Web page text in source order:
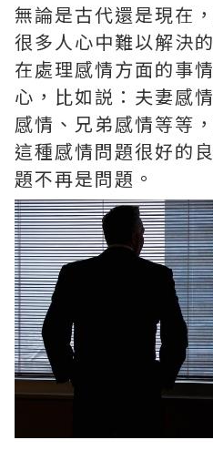
無論是古代還是現在
很多人心中難以解決
在處理感情方面的事
心，比如説：夫妻感
感情、兄弟感情等等
這種感情問題很好的
題不再是問題。